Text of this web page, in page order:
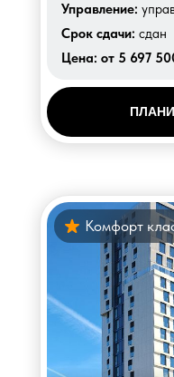
Цена: от 5 697
Срок сдачи: сдан
Управление:
Комфорт